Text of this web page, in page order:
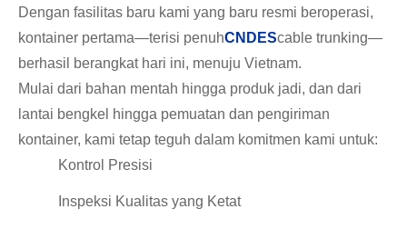
Dengan fasilitas baru kami yang baru resmi beroperasi,
kontainer pertama—terisi penuhCNDEScable trunking—
berhasil berangkat hari ini, menuju Vietnam.
Mulai dari bahan mentah hingga produk jadi, dan dari
lantai bengkel hingga pemuatan dan pengiriman
kontainer, kami tetap teguh dalam komitmen kami untuk:
Kontrol Presisi
Inspeksi Kualitas yang Ketat